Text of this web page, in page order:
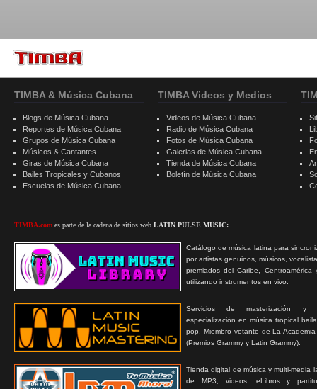
TIMBA & Música Cubana
Blogs de Música Cubana
Reportes de Música Cubana
Grupos de Música Cubana
Músicos & Cantantes
Giras de Música Cubana
Bailes Tropicales y Cubanos
Escuelas de Música Cubana
TIMBA.com es parte de la cadena de sitios web LATIN PULSE MUSIC:
Catálogo de música latina para
por artistas genuinos, músicos,
premiados del Caribe, Centroamérica
utilizando instrumentos en vivo.
Servicios de masterización y
especialización en música tropical
pop. Miembro votante de La
(Premios Grammy y Latin Grammy).
Tienda digital de música y multi-media
de MP3, videos, eLibros y
TIMBA Videos y Medios
Videos de Música Cubana
Radio de Música Cubana
Fotos de Música Cubana
Galerias de Música Cubana
Tienda de Música Cubana
Boletín de Música Cubana